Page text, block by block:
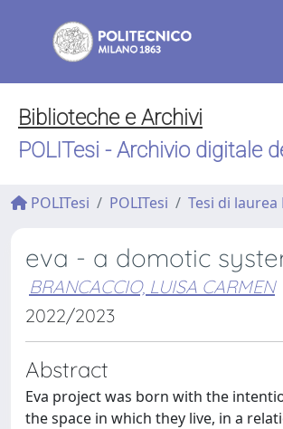
Biblioteche e Archivi
POLITesi - Archivio digitale
POLITesi POLITesi Tesi di
eva - a domotic
BRANCACCIO, LUISA CARMEN
2022/2023
Abstract
Eva project was born with the
the space in which they live, in a